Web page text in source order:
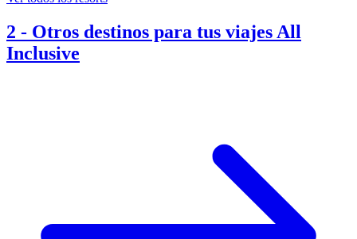
2 - Otros destinos para tus viajes All
Inclusive